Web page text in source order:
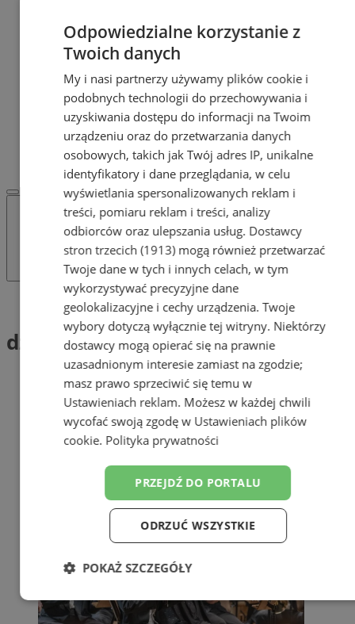
OGŁOSZENIA
OGŁOSZENIA
Dodaj ogłoszenie
POLECAMY
Protocol IT
Pracuj.pl - praca w Zabrzu
Praca Zabrze
REKLAMA
WSPÓŁPRACA
Tag: dziadek
dziadek (1)
Odpowiedzialne korzystanie z
Twoich danych
My i nasi partnerzy używamy plików cookie i
podobnych technologii do przechowywania i
uzyskiwania dostępu do informacji na Twoim
urządzeniu oraz do przetwarzania danych
osobowych, takich jak Twój adres IP, unikalne
identyfikatory i dane przeglądania, w celu
wyświetlania spersonalizowanych reklam i
treści, pomiaru reklam i treści, analizy
odbiorców oraz ulepszania usług. Dostawcy
stron trzecich (1913)mogą również przetwarzać
Twoje dane w tych i innych celach, w tym
wykorzystywać precyzyjne dane
geolokalizacyjne i cechy urządzenia. Twoje
wybory dotyczą wyłącznie tej witryny. Niektórzy
dostawcy mogą opierać się na prawnie
uzasadnionym interesie zamiast na zgodzie;
masz prawo sprzeciwić się temu w
Ustawieniach reklam. Możesz w każdej chwili
wycofać swoją zgodę w Ustawieniach plików
cookie. Polityka prywatności
PRZEJDŹ DO PORTALU
ODRZUĆ WSZYSTKIE
POKAŻ SZCZEGÓŁY
Niezbędne Wydajność Targetowanie